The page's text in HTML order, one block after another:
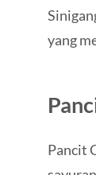
yang
Pancit